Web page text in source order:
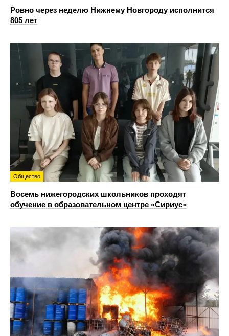
Ровно через неделю Нижнему Новгороду исполнится
805 лет
Общество
Восемь нижегородских школьников проходят
обучение в образовательном центре «Сириус»